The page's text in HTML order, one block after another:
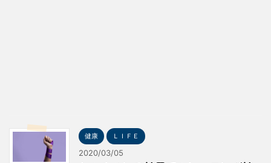
健康 ＬＩＦＥ
2020/03/05